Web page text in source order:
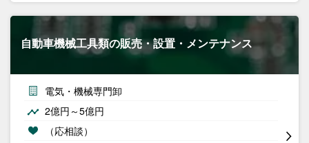
自動車機械工具類の販売・設置・メンテナンス
電気・機械専門卸
2億円～5億円
（応相談）